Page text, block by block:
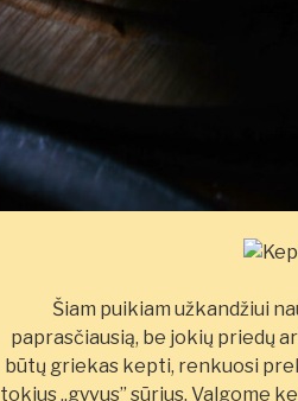
Šiam puikiam užkandžiui
paprasčiausią, be jokių priedų
būtų griekas kepti, renkuosi
tokius „gyvus” sūrius. Valgome